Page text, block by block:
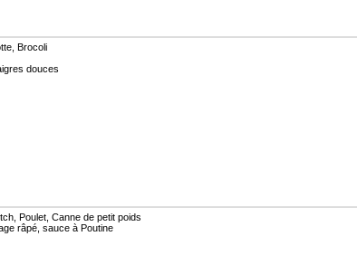
Brocoli
douces
Poulet, Canne de petit poids
râpé, sauce à Poutine